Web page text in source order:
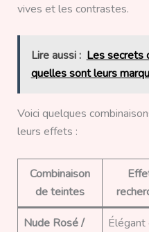
vives et les contrastes.
Lire aussi : Les secrets
quelles sont leurs
Voici quelques
leurs effets :
Combinaison
de teintes
Nude Rosé /
Élégant